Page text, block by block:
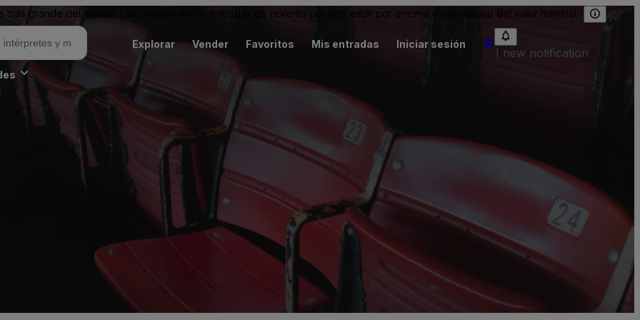
más grande del mundo. Los precios de las entradas de reventa pueden estar por encima o por debajo del valor nominal.
Explorar Vender Favoritos Mis entradas Iniciar sesión
1 new notification